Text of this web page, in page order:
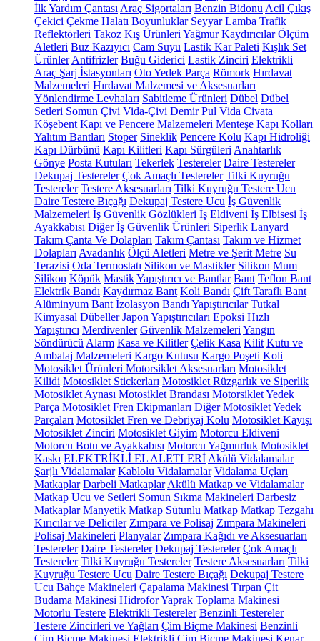
İlk Yardım Çantası Araç Sigortaları Benzin Bidonu Acil Çıkış
Çekici Çekme Halatı Boyunluklar Seyyar Lamba Trafik
Reflektörleri Takoz Kış Ürünleri Yağmur Kaydırıcılar Ölçüm
Aletleri Buz Kazıyıcı Cam Suyu Lastik Kar Paleti Kışlık Set
Ürünler Antifrizler Buğu Giderici Lastik Zinciri Elektrikli
Araç Şarj İstasyonları Oto Yedek Parça Römork Hırdavat
Malzemeleri Hırdavat Malzemesi ve Aksesuarları
Yönlendirme Levhaları Sabitleme Ürünleri Dübel Dübel
Setleri Somun Çivi Vida-Çivi Demir Pul Vida Civata
Köşebent Kapı ve Pencere Malzemeleri Menteşe Kapı Kolları
Yalıtım Bantları Stoper Sineklik Pencere Kolu Kapı Hidroliği
Kapı Dürbünü Kapı Kilitleri Kapı Sürgüleri Anahtarlık
Gönye Posta Kutuları Tekerlek Testereler Daire Testereler
Dekupaj Testereler Çok Amaçlı Testereler Tilki Kuyruğu
Testereler Testere Aksesuarları Tilki Kuyruğu Testere Ucu
Daire Testere Bıçağı Dekupaj Testere Ucu İş Güvenlik
Malzemeleri İş Güvenlik Gözlükleri İş Eldiveni İş Elbisesi İş
Ayakkabısı Diğer İş Güvenlik Ürünleri Siperlik Lanyard
Takım Çanta Ve Dolapları Takım Çantası Takım ve Hizmet
Dolapları Avadanlık Ölçü Aletleri Metre ve Şerit Metre Su
Terazisi Oda Termostatı Silikon ve Mastikler Silikon Mum
Silikon Köpük MastikYapıştırıcı ve Bantlar Bant Teflon Bant
Elektrik Bandı Kaydırmaz Bant Koli Bandı Çift Taraflı Bant
Alüminyum Bant İzolasyon Bandı Yapıştırıcılar Tutkal
Kimyasal Dübeller Japon Yapıştırıcıları Epoksi Hızlı
Yapıştırıcı Merdivenler Güvenlik Malzemeleri Yangın
Söndürücü Alarm Kasa ve Kilitler Çelik Kasa Kilit Kutu ve
Ambalaj Malzemeleri Kargo Kutusu Kargo Poşeti Koli
Motosiklet Ürünleri Motorsiklet Aksesuarları Motosiklet
Kilidi Motosiklet Stickerları Motosiklet Rüzgarlık ve Siperlik
Motosiklet Aynası Motosiklet Brandası Motorsiklet Yedek
Parça Motosiklet Fren Ekipmanları Diğer Motosiklet Yedek
Parçaları Motosiklet Fren ve Debriyaj Kolu Motosiklet Kayışı
Motosiklet Zinciri Motosiklet Giyim Motorcu Eldiveni
Motorcu Botu ve Ayakkabısı Motorcu Yağmurluk Motosiklet
Kaskı ELEKTRİKLİ EL ALETLERİ Akülü Vidalamalar
Şarjlı Vidalamalar Kablolu Vidalamalar Vidalama Uçları
Matkaplar Darbeli Matkaplar Akülü Matkap ve Vidalamalar
Matkap Ucu ve Setleri Somun Sıkma Makineleri Darbesiz
Matkaplar Manyetik Matkap Sütunlu Matkap Matkap Tezgahı
Kırıcılar ve Deliciler Zımpara ve Polisaj Zımpara Makineleri
Polisaj Makineleri Planyalar Zımpara Kağıdı ve Aksesuarları
Testereler Daire Testereler Dekupaj Testereler Çok Amaçlı
Testereler Tilki Kuyruğu Testereler Testere Aksesuarları Tilki
Kuyruğu Testere Ucu Daire Testere Bıçağı Dekupaj Testere
Ucu Bahçe Makineleri Çapalama Makinesi Tırpan Çit
Budama Makinesi HidroforYaprak Toplama Makinesi
Motorlu Testere Elektrikli Testereler Benzinli Testereler
Testere Zincirleri ve Yağları Çim Biçme Makinesi Benzinli
Çim Biçme Makinesi Elektrikli Çim Biçme Makinesi Kenar